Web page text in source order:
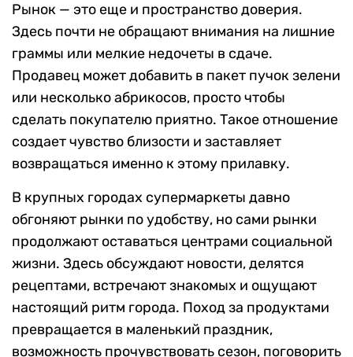
Рынок — это еще и пространство доверия.
Здесь почти не обращают внимания на лишние
граммы или мелкие недочеты в сдаче.
Продавец может добавить в пакет пучок зелени
или несколько абрикосов, просто чтобы
сделать покупателю приятно. Такое отношение
создает чувство близости и заставляет
возвращаться именно к этому прилавку.
В крупных городах супермаркеты давно
обгоняют рынки по удобству, но сами рынки
продолжают оставаться центрами социальной
жизни. Здесь обсуждают новости, делятся
рецептами, встречают знакомых и ощущают
настоящий ритм города. Поход за продуктами
превращается в маленький праздник,
возможность прочувствовать сезон, поговорить